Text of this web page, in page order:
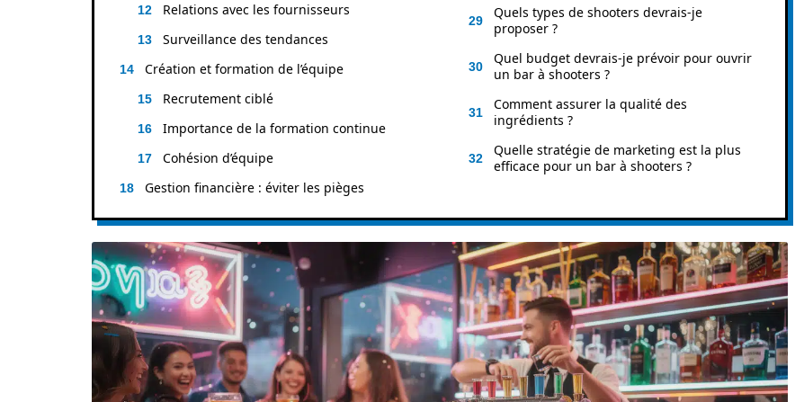
Relations avec les fournisseurs
Surveillance des tendances
Création et formation de l’équipe
Recrutement ciblé
Importance de la formation continue
Cohésion d’équipe
Gestion financière : éviter les pièges
Quels types de shooters devrais-je
proposer ?
Quel budget devrais-je prévoir pour ouvrir
un bar à shooters ?
Comment assurer la qualité des
ingrédients ?
Quelle stratégie de marketing est la plus
efficace pour un bar à shooters ?